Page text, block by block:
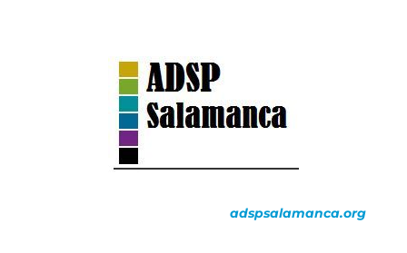
adspsalamanca.org